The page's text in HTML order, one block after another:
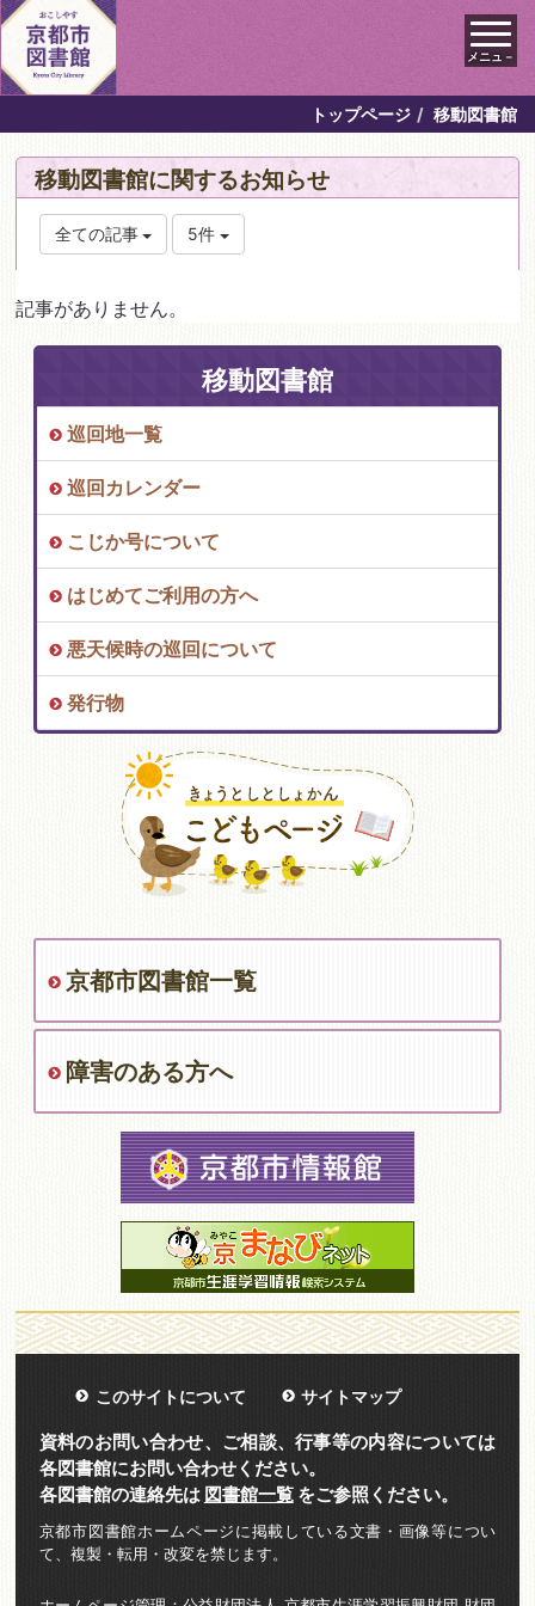
メニュ－
トップページ 移動図書館
移動図書館に関するお知らせ
全ての記事 5件
記事がありません。
移動図書館
巡回地一覧
巡回カレンダー
こじか号について
はじめてご利用の方へ
悪天候時の巡回について
発行物
京都市図書館一覧
障害のある方へ
このサイトについて サイトマップ
資料のお問い合わせ、ご相談、行事等の内容については
各図書館にお問い合わせください。
各図書館の連絡先は 図書館一覧をご参照ください。
京都市図書館ホームページに掲載している文書・画像等につい
て、複製・転用・改変を禁じます。